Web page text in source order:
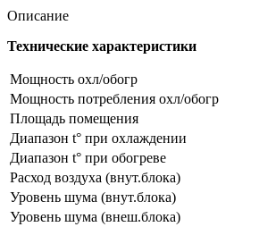
GWH12AGC-
(серебро)
Описание
Технические характеристики
Мощность охл/обогр
Мощность потребления охл/обогр
Площадь помещения
Диапазон t° при охлаждении
Диапазон t° при обогреве
Расход воздуха (внут.блока)
Уровень шума (внут.блока)
Уровень шума (внеш.блока)